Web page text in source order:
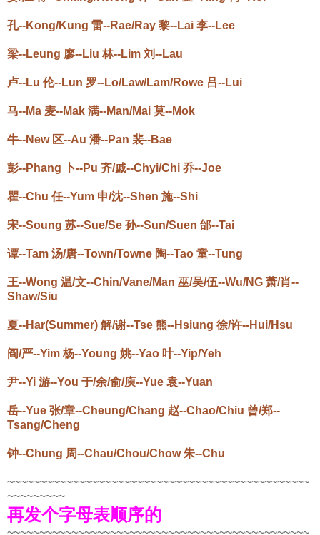
孔--Kong/Kung 雷--Rae/Ray 黎--Lai 李--Lee
梁--Leung 廖--Liu 林--Lim 刘--Lau
卢--Lu 伦--Lun 罗--Lo/Law/Lam/Rowe 吕--Lui
马--Ma 麦--Mak 满--Man/Mai 莫--Mok
牛--New 区--Au 潘--Pan 裴--Bae
彭--Phang 卜--Pu 齐/戚--Chyi/Chi 乔--Joe
瞿--Chu 任--Yum 申/沈--Shen 施--Shi
宋--Soung 苏--Sue/Se 孙--Sun/Suen 邰--Tai
谭--Tam 汤/唐--Town/Towne 陶--Tao 童--Tung
王--Wong 温/文--Chin/Vane/Man 巫/吴/伍--Wu/NG 萧/肖--
Shaw/Siu
夏--Har(Summer) 解/谢--Tse 熊--Hsiung 徐/许--Hui/Hsu
阎/严--Yim 杨--Young 姚--Yao 叶--Yip/Yeh
尹--Yi 游--You 于/余/俞/庾--Yue 袁--Yuan
岳--Yue 张/章--Cheung/Chang 赵--Chao/Chiu 曾/郑--
Tsang/Cheng
钟--Chung 周--Chau/Chou/Chow 朱--Chu
~~~~~~~~~~~~~~~~~~~~~~~~~~~~~~~~~~~~~~~~~~~~~~~
~~~~~~~~~
再发个字母表顺序的
~~~~~~~~~~~~~~~~~~~~~~~~~~~~~~~~~~~~~~~~~~~~~~~